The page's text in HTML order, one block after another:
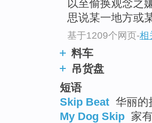
以至偷换观念之
思说某一地方或
基于1209个网页-相
料车
吊货盘
短语
Skip Beat 华丽的
My Dog Skip 家